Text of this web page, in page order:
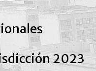
2023